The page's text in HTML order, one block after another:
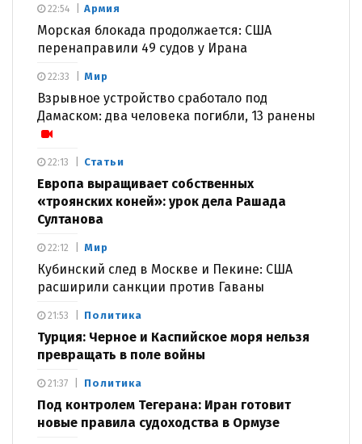
Армия
Морская блокада продолжается: США
перенаправили 49 судов у Ирана
22:54
Мир
Взрывное устройство сработало под
Дамаском: два человека погибли, 13 ранены
22:33
Статьи
Европа выращивает собственных
«троянских коней»: урок дела Рашада
Султанова
22:13
Мир
Кубинский след в Москве и Пекине: США
расширили санкции против Гаваны
22:12
Политика
Турция: Черное и Каспийское моря нельзя
превращать в поле войны
21:53
Политика
Под контролем Тегерана: Иран готовит
новые правила судоходства в Ормузе
21:37